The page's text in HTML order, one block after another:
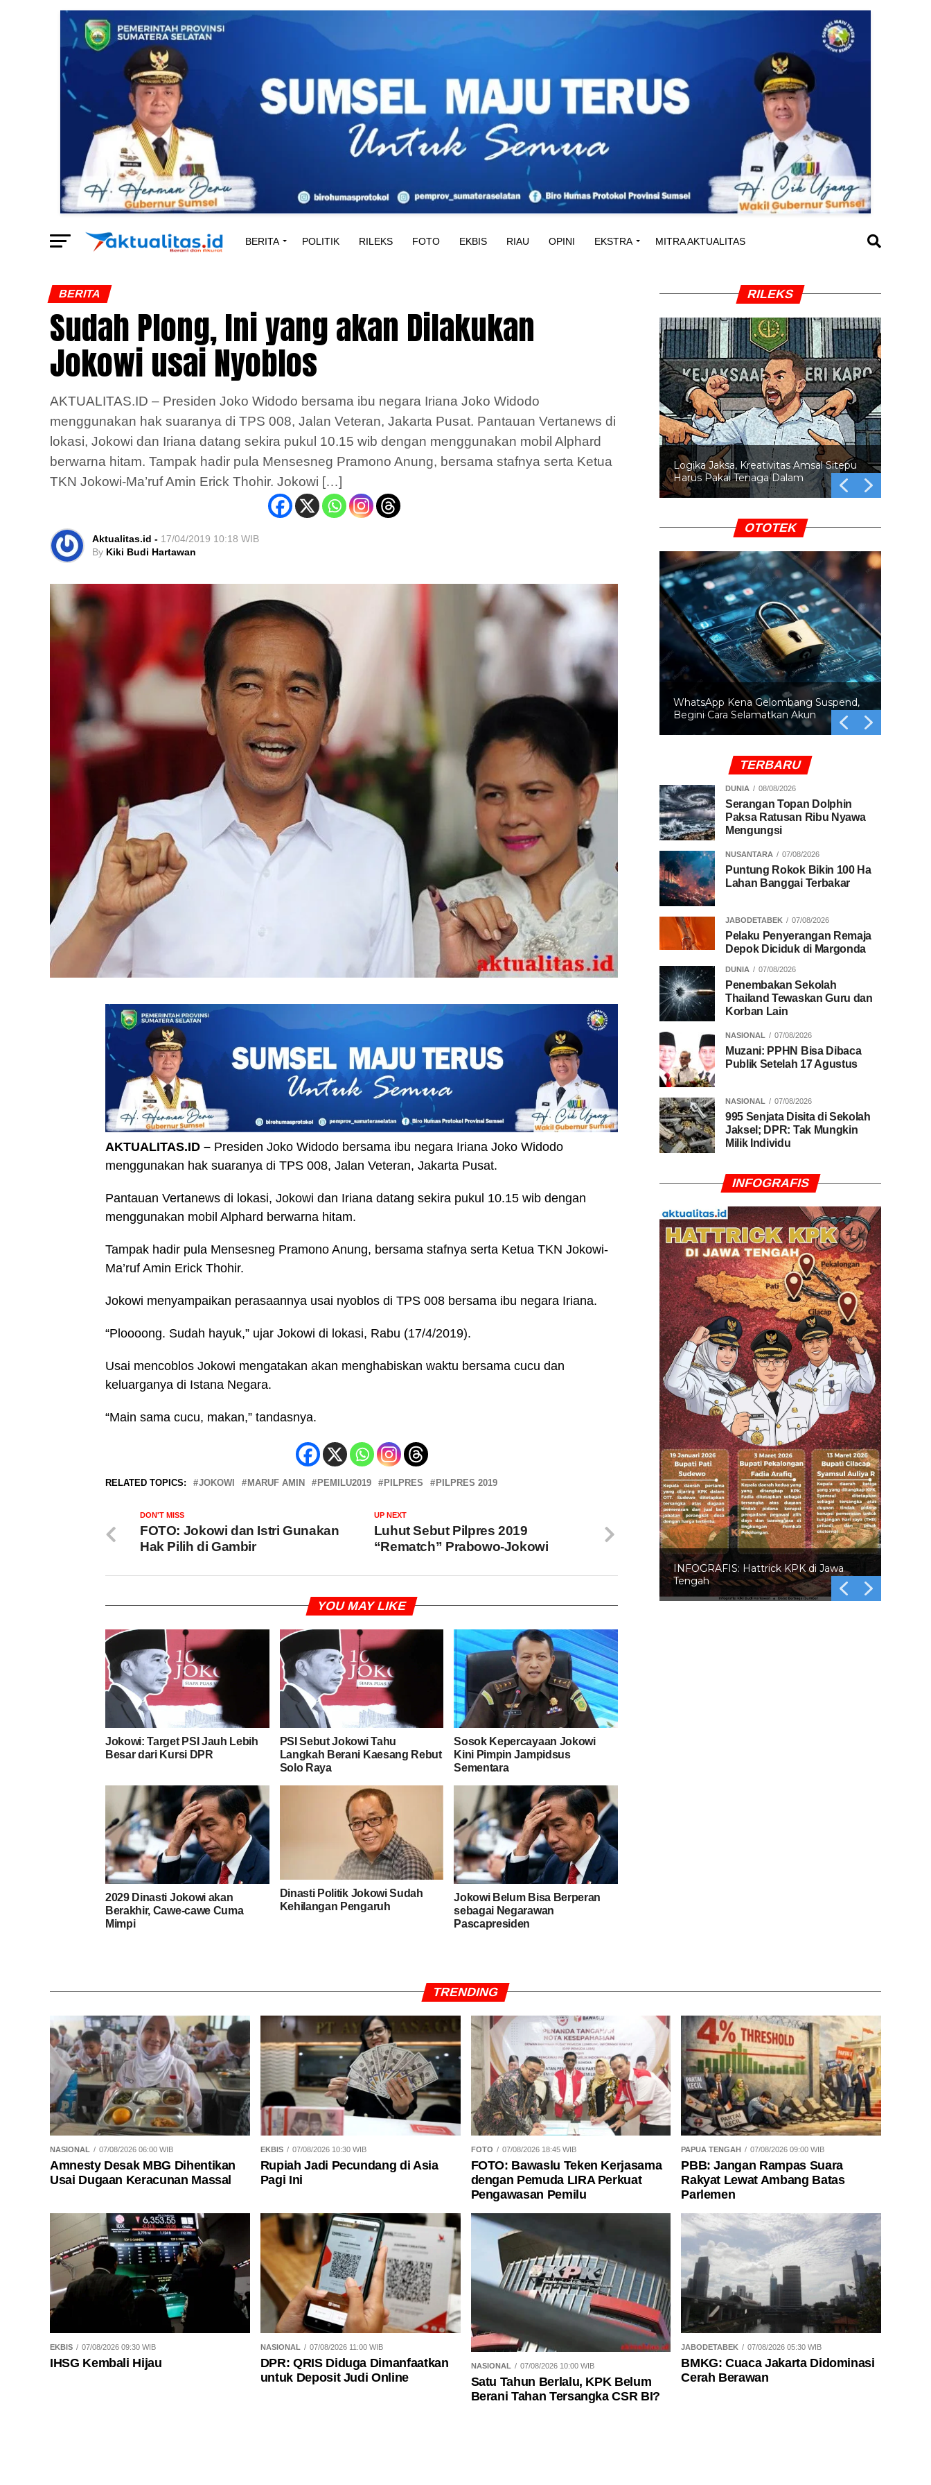
BERITA POLITIK RILEKS FOTO EKBIS RIAU OPINI EKSTRA MITRA AKTUALITAS
BERITA
Sudah Plong, Ini yang akan Dilakukan
Jokowi usai Nyoblos
AKTUALITAS.ID – Presiden Joko Widodo bersama ibu negara Iriana Joko Widodo
menggunakan hak suaranya di TPS 008, Jalan Veteran, Jakarta Pusat. Pantauan Vertanews di
lokasi, Jokowi dan Iriana datang sekira pukul 10.15 wib dengan menggunakan mobil Alphard
berwarna hitam. Tampak hadir pula Mensesneg Pramono Anung, bersama stafnya serta Ketua
TKN Jokowi-Ma’ruf Amin Erick Thohir. Jokowi […]
Aktualitas.id - 17/04/2019 10:18 WIB
By Kiki Budi Hartawan
AKTUALITAS.ID – Presiden Joko Widodo bersama ibu negara Iriana Joko Widodo
menggunakan hak suaranya di TPS 008, Jalan Veteran, Jakarta Pusat.
Pantauan Vertanews di lokasi, Jokowi dan Iriana datang sekira pukul 10.15 wib dengan
menggunakan mobil Alphard berwarna hitam.
Tampak hadir pula Mensesneg Pramono Anung, bersama stafnya serta Ketua TKN Jokowi-
Ma’ruf Amin Erick Thohir.
Jokowi menyampaikan perasaannya usai nyoblos di TPS 008 bersama ibu negara Iriana.
“Ploooong. Sudah hayuk,” ujar Jokowi di lokasi, Rabu (17/4/2019).
Usai mencoblos Jokowi mengatakan akan menghabiskan waktu bersama cucu dan
keluarganya di Istana Negara.
“Main sama cucu, makan,” tandasnya.
RELATED TOPICS: JOKOWI MARUF AMIN PEMILU2019 PILPRES PILPRES 2019
UP NEXT
Luhut Sebut Pilpres 2019
“Rematch” Prabowo-Jokowi
DON'T MISS
FOTO: Jokowi dan Istri Gunakan
Hak Pilih di Gambir
YOU MAY LIKE
Jokowi: Target PSI Jauh Lebih
Besar dari Kursi DPR
PSI Sebut Jokowi Tahu
Langkah Berani Kaesang Rebut
Solo Raya
Sosok Kepercayaan Jokowi
Kini Pimpin Jampidsus
Sementara
2029 Dinasti Jokowi akan
Berakhir, Cawe-cawe Cuma
Mimpi
Dinasti Politik Jokowi Sudah
Kehilangan Pengaruh
Jokowi Belum Bisa Berperan
sebagai Negarawan
Pascapresiden
RILEKS
Swafoto di Lokasi Bencana: Empati
atau Pamer?
OTOTEK
BRIN Ingatkan Orbit Bumi Makin Padat
Ancaman Tabrakan Satelit Mengintai
TERBARU
DUNIA 08/08/2026
Serangan Topan Dolphin
Paksa Ratusan Ribu Nyawa
Mengungsi
NUSANTARA 07/08/2026
Puntung Rokok Bikin 100 Ha
Lahan Banggai Terbakar
JABODETABEK 07/08/2026
Pelaku Penyerangan Remaja
Depok Diciduk di Margonda
DUNIA 07/08/2026
Penembakan Sekolah
Thailand Tewaskan Guru dan
Korban Lain
NASIONAL 07/08/2026
Muzani: PPHN Bisa Dibaca
Publik Setelah 17 Agustus
NASIONAL 07/08/2026
995 Senjata Disita di Sekolah
Jaksel; DPR: Tak Mungkin
Milik Individu
INFOGRAFIS
INFOGRAFIS: Hattrick KPK di Jawa
Tengah
TRENDING
NASIONAL 07/08/2026 06:00 WIB
Amnesty Desak MBG Dihentikan
Usai Dugaan Keracunan Massal
EKBIS 07/08/2026 10:30 WIB
Rupiah Jadi Pecundang di Asia
Pagi Ini
FOTO 07/08/2026 18:45 WIB
FOTO: Bawaslu Teken Kerjasama
dengan Pemuda LIRA Perkuat
Pengawasan Pemilu
PAPUA TENGAH 07/08/2026 09:00 WIB
PBB: Jangan Rampas Suara
Rakyat Lewat Ambang Batas
Parlemen
EKBIS 07/08/2026 09:30 WIB
IHSG Kembali Hijau
NASIONAL 07/08/2026 11:00 WIB
DPR: QRIS Diduga Dimanfaatkan
untuk Deposit Judi Online
NASIONAL 07/08/2026 10:00 WIB
Satu Tahun Berlalu, KPK Belum
Berani Tahan Tersangka CSR BI?
JABODETABEK 07/08/2026 05:30 WIB
BMKG: Cuaca Jakarta Didominasi
Cerah Berawan